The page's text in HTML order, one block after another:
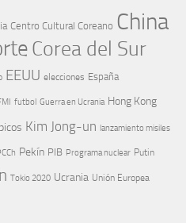
Centro Cultural Coreano China
Corea del Sur
EEUU elecciones España
futbol Guerra en Ucrania Hong Kong
Kim Jong-un lanzamiento misiles
Pekín PIB Programa nuclear Putin
Tokio 2020 Ucrania Unión Europea